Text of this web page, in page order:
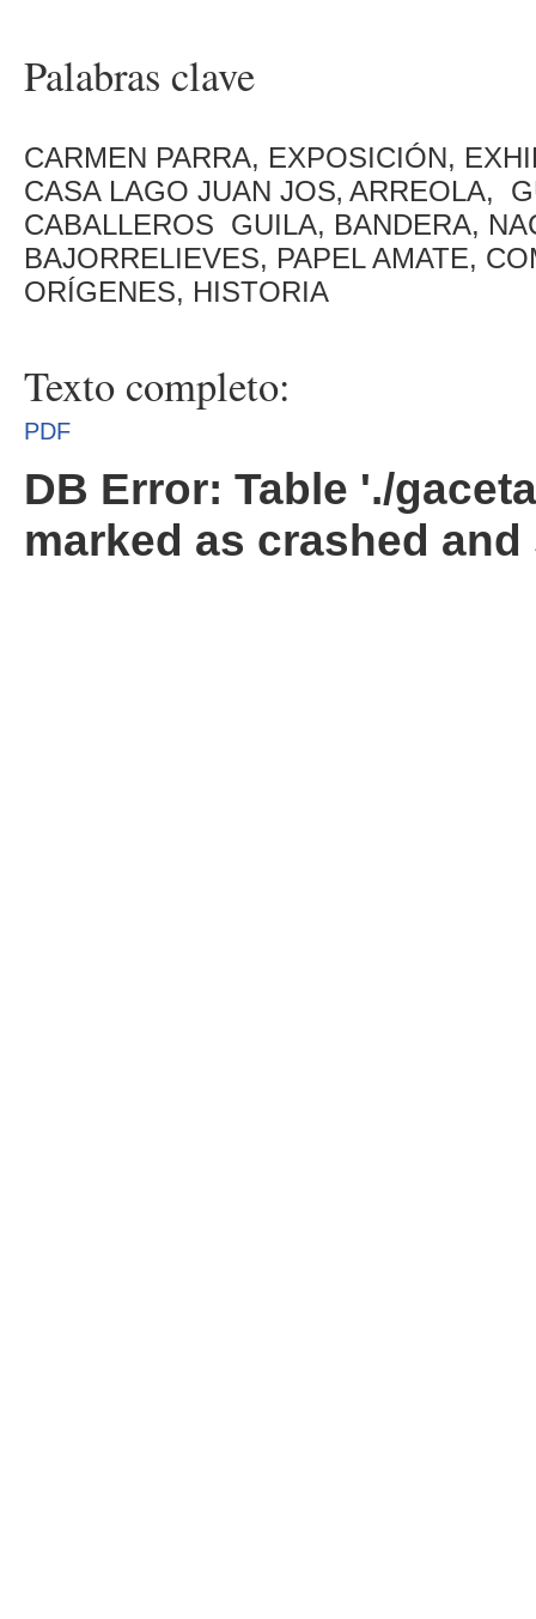
Palabras clave
CARMEN PARRA, EXPOSICIÓN,
CASA LAGO JUAN JOS‚ ARREOLA,
CABALLEROS GUILA, BANDERA,
BAJORRELIEVES, PAPEL AMATE,
ORÍGENES, HISTORIA
Texto completo:
PDF
DB Error: Table './
marked as crashed